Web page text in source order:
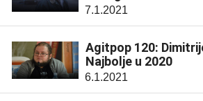
7.1.2021
Agitpop 120:
Najbolje u 2020
6.1.2021